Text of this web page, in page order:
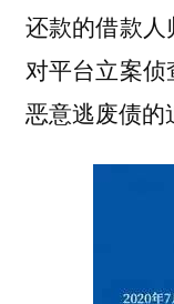
还款的借款
对平台立案
恶意逃废债的